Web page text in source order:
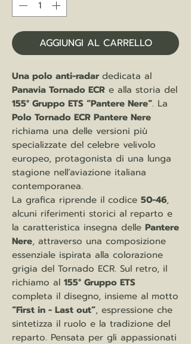
AGGIUNGI AL CARRELLO
Una polo anti-radar dedicata al
Panavia Tornado ECR e alla storia del
155° Gruppo ETS “Pantere Nere”. La
Polo Tornado ECR Pantere Nere
richiama una delle versioni più
specializzate del celebre velivolo
europeo, protagonista di una lunga
stagione nell’aviazione italiana
contemporanea.
La grafica riprende il codice 50-46,
alcuni riferimenti storici al reparto e
la caratteristica insegna delle Pantere
Nere, attraverso una composizione
essenziale ispirata alla colorazione
grigia del Tornado ECR. Sul retro, il
richiamo al 155° Gruppo ETS
completa il disegno, insieme al motto
“First in - Last out”, espressione che
sintetizza il ruolo e la tradizione del
reparto. Pensata per gli appassionati